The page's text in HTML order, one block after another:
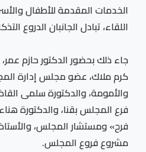
الخدمات المقدمة للأطفال
اللقاء، تبادل الجانبان الدروع
جاء ذلك بحضور الدكتور حازم
كرم ملاك، عضو مجلس إدارة
والأمومة، والدكتورة سلمى
فرع المجلس بقنا، والدكتورة
فرح» ومستشار المجلس،
مشروع فروع المجلس.